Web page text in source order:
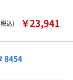
込)
￥23,941
8454